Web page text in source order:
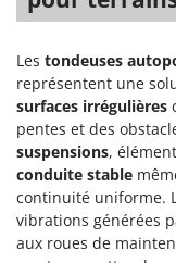
Poussoirs à
Presses à
Pressoirs à
Pressoirs à
Pulvérisateurs
Ginko - MGM
Girmi
GRAEF
Gre
GreenBay
Greenworks
GRIFO
Les tondeuses
représentent une
surfaces irrégulières
pentes et des
suspensions,
conduite stable
continuité uniforme.
vibrations générées
aux roues de